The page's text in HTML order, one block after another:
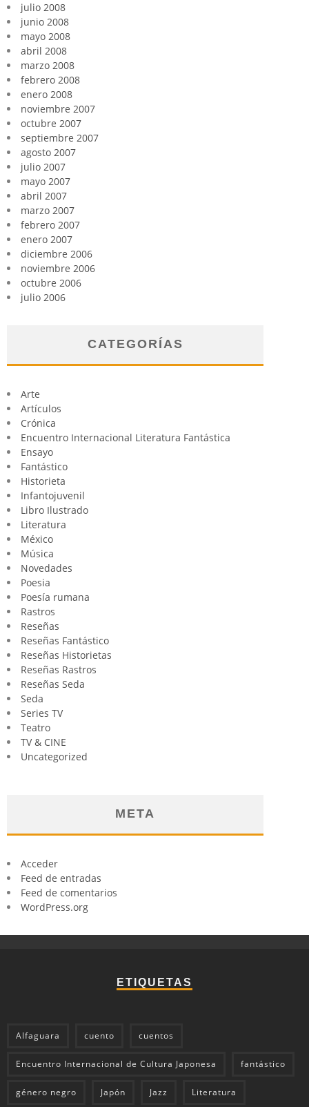
julio 2008
junio 2008
mayo 2008
abril 2008
marzo 2008
febrero 2008
enero 2008
noviembre 2007
octubre 2007
septiembre 2007
agosto 2007
julio 2007
mayo 2007
abril 2007
marzo 2007
febrero 2007
enero 2007
diciembre 2006
noviembre 2006
octubre 2006
julio 2006
CATEGORÍAS
Arte
Artículos
Crónica
Encuentro Internacional Literatura Fantástica
Ensayo
Fantástico
Historieta
Infantojuvenil
Libro Ilustrado
Literatura
México
Música
Novedades
Poesia
Poesía rumana
Rastros
Reseñas
Reseñas Fantástico
Reseñas Historietas
Reseñas Rastros
Reseñas Seda
Seda
Series TV
Teatro
TV & CINE
Uncategorized
META
Acceder
Feed de entradas
Feed de comentarios
WordPress.org
ETIQUETAS
Alfaguara cuento cuentos
Encuentro Internacional de Cultura Japonesa fantástico
género negro Japón Jazz Literatura